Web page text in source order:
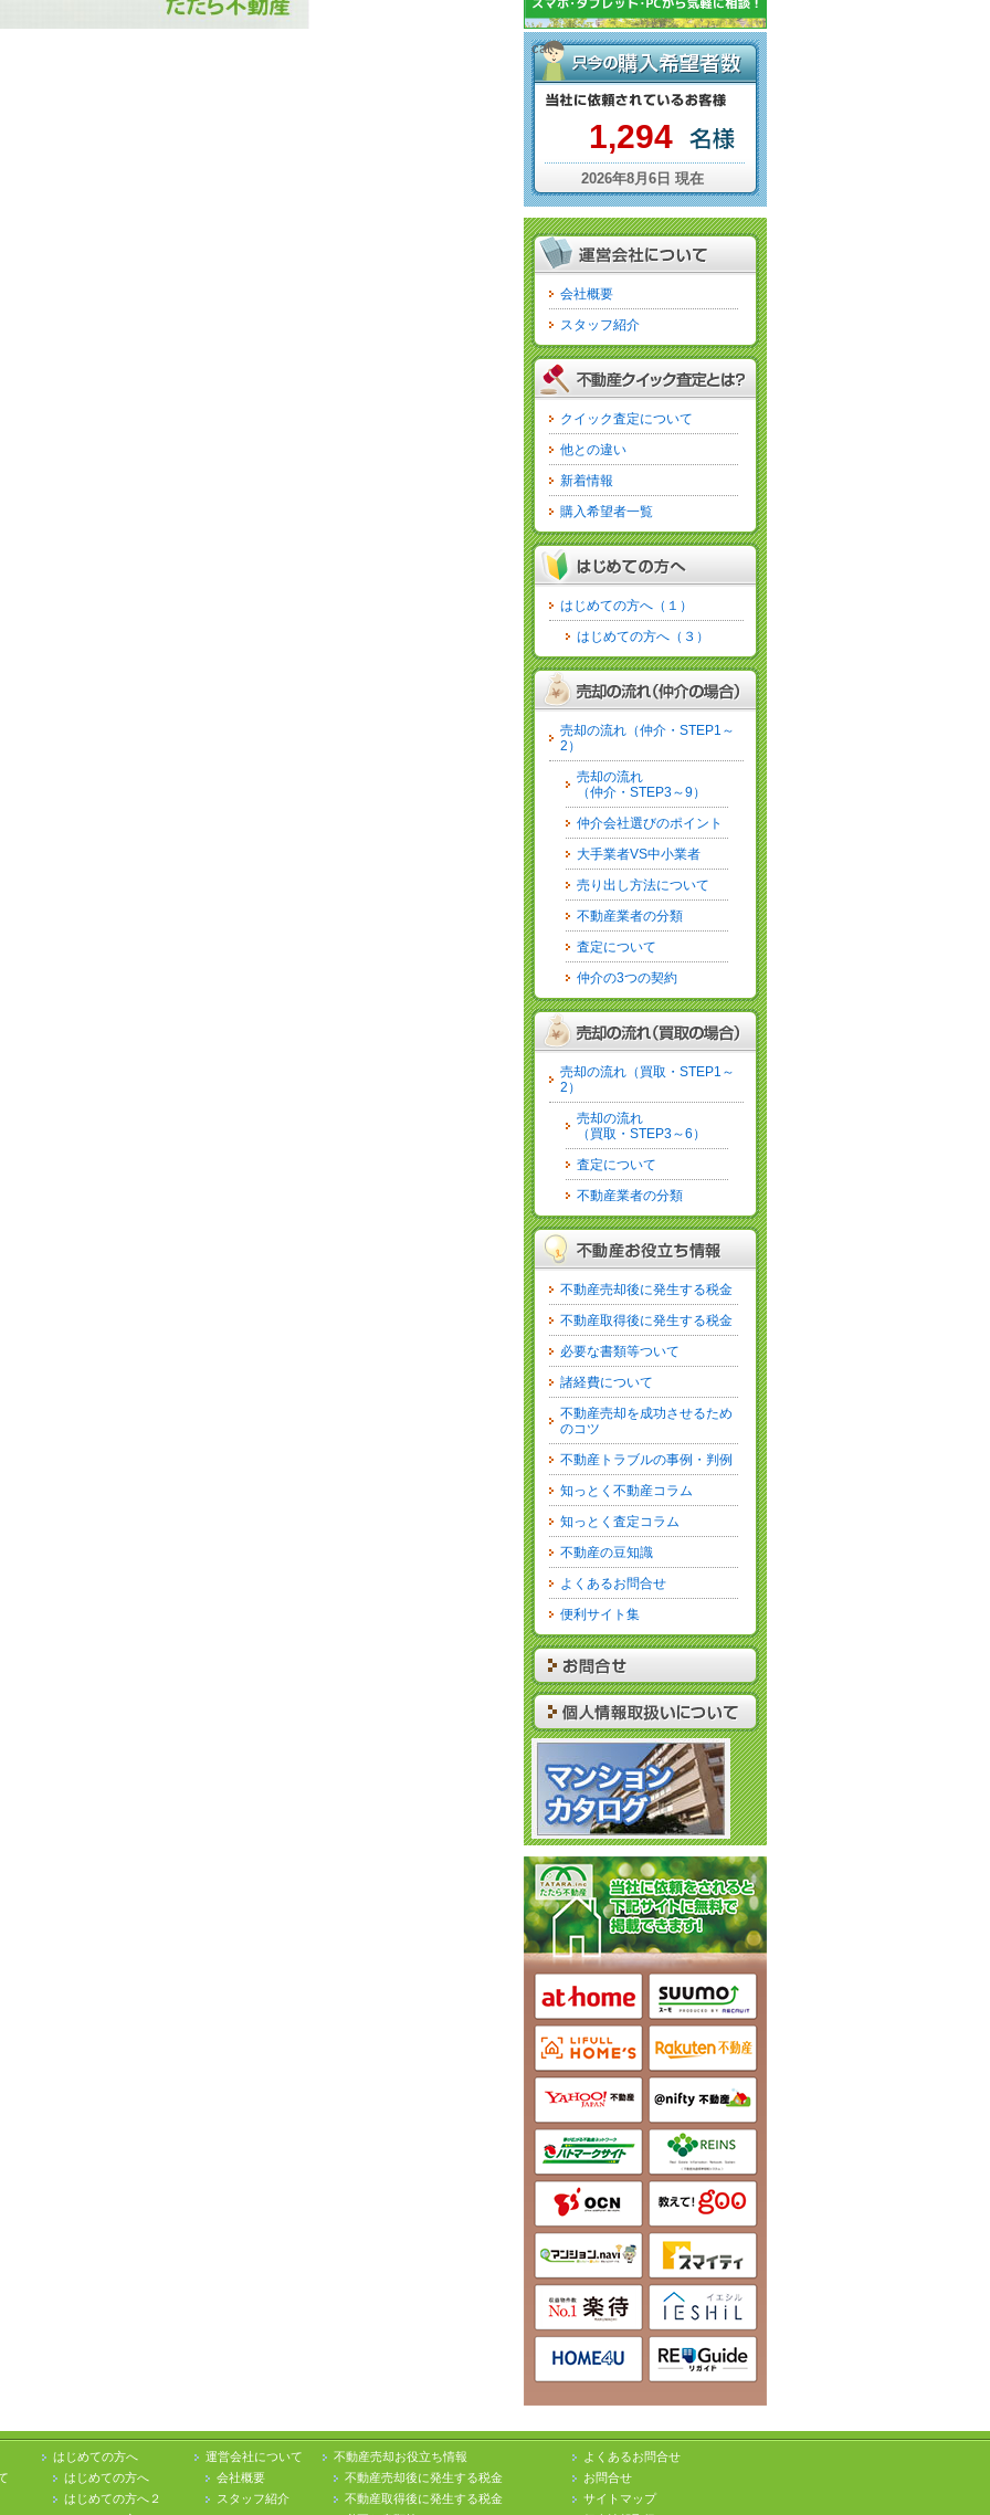
cat
1,294
2026年8月6日 現在
会社概要
スタッフ紹介
クイック査定について
他との違い
新着情報
購入希望者一覧
はじめての方へ（１）
はじめての方へ（３）
売却の流れ（仲介・STEP1～
2）
売却の流れ
（仲介・STEP3～9）
仲介会社選びのポイント
大手業者VS中小業者
売り出し方法について
不動産業者の分類
査定について
仲介の3つの契約
売却の流れ（買取・STEP1～
2）
売却の流れ
（買取・STEP3～6）
査定について
不動産業者の分類
不動産売却後に発生する税金
不動産取得後に発生する税金
必要な書類等ついて
諸経費について
不動産売却を成功させるため
のコツ
不動産トラブルの事例・判例
知っとく不動産コラム
知っとく査定コラム
不動産の豆知識
よくあるお問合せ
便利サイト集
はじめての方へ
はじめての方へ
はじめての方へ２
運営会社について
会社概要
スタッフ紹介
不動産売却お役立ち情報
不動産売却後に発生する税金
不動産取得後に発生する税金
よくあるお問合せ
お問合せ
サイトマップ